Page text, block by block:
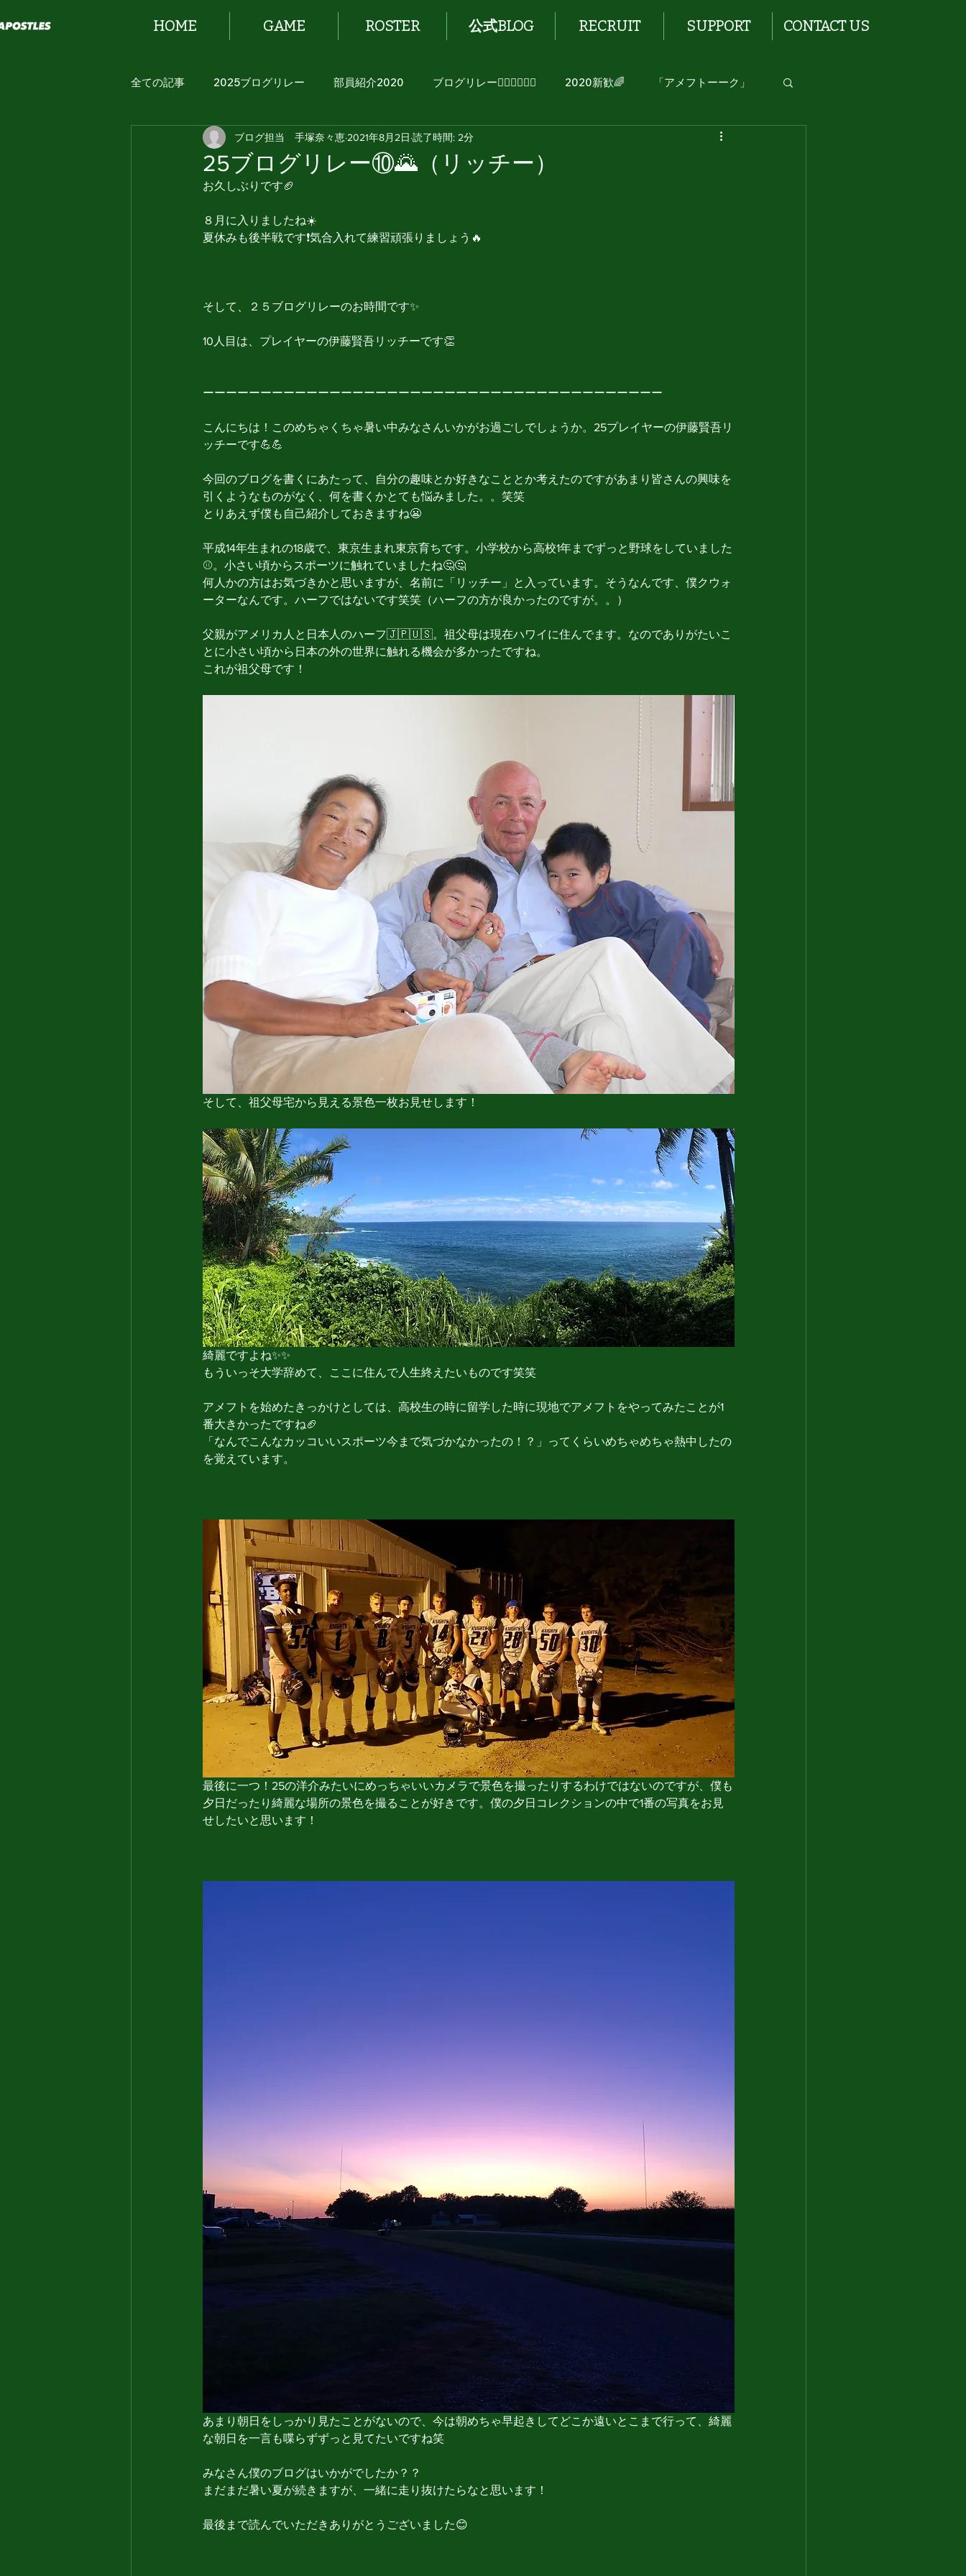
HOME GAME ROSTER 公式BLOG RECRUIT SUPPORT CONTACT US
全ての記事 2025ブログリレー 部員紹介2020 ブログリレー🏃🏻‍♂️🏃🏻‍♀️ 2020新歓🌈 「アメフトーーク」
2024 ブログリレー！
25ブログリレー⑩🌄（リッチー）
ブログ担当 手塚奈々恵 2021年8月2日 読了時間: 2分
お久しぶりです🏈
８月に入りましたね☀️
夏休みも後半戦です❗️気合入れて練習頑張りましょう🔥
そして、２５ブログリレーのお時間です✨
10人目は、プレイヤーの伊藤賢吾リッチーです👏
ーーーーーーーーーーーーーーーーーーーーーーーーーーーーーーーーーーーーーーーー
こんにちは！このめちゃくちゃ暑い中みなさんいかがお過ごしでしょうか。25プレイヤーの伊藤賢吾リ
ッチーです💪💪
今回のブログを書くにあたって、自分の趣味とか好きなこととか考えたのですがあまり皆さんの興味を
引くようなものがなく、何を書くかとても悩みました。。笑笑
とりあえず僕も自己紹介しておきますね😬
平成14年生まれの18歳で、東京生まれ東京育ちです。小学校から高校1年までずっと野球をしていました
⚾️。小さい頃からスポーツに触れていましたね🤔🤔
何人かの方はお気づきかと思いますが、名前に「リッチー」と入っています。そうなんです、僕クウォ
ーターなんです。ハーフではないです笑笑（ハーフの方が良かったのですが。。）
父親がアメリカ人と日本人のハーフ🇯🇵🇺🇸。祖父母は現在ハワイに住んでます。なのでありがたいこ
とに小さい頃から日本の外の世界に触れる機会が多かったですね。
これが祖父母です！
そして、祖父母宅から見える景色一枚お見せします！
綺麗ですよね✨✨
もういっそ大学辞めて、ここに住んで人生終えたいものです笑笑
アメフトを始めたきっかけとしては、高校生の時に留学した時に現地でアメフトをやってみたことが1
番大きかったですね🏈
「なんでこんなカッコいいスポーツ今まで気づかなかったの！？」ってくらいめちゃめちゃ熱中したの
を覚えています。
最後に一つ！25の洋介みたいにめっちゃいいカメラで景色を撮ったりするわけではないのですが、僕も
夕日だったり綺麗な場所の景色を撮ることが好きです。僕の夕日コレクションの中で1番の写真をお見
せしたいと思います！
あまり朝日をしっかり見たことがないので、今は朝めちゃ早起きしてどこか遠いとこまで行って、綺麗
な朝日を一言も喋らずずっと見てたいですね笑
みなさん僕のブログはいかがでしたか？？
まだまだ暑い夏が続きますが、一緒に走り抜けたらなと思います！
最後まで読んでいただきありがとうございました😊